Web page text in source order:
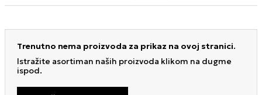
Trenutno nema proizvoda za prikaz na ovoj stranici.
Istražite asortiman naših proizvoda klikom na dugme
ispod.